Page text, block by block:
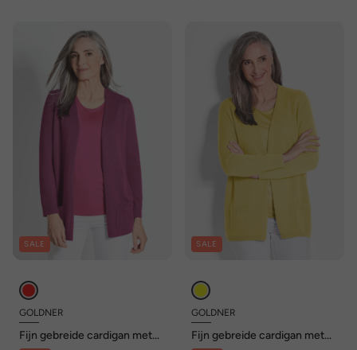
SALE
GOLDNER
Fijn gebreide cardigan met
lange mouwen
SALE
GOLDNER
Fijn gebreide cardigan met
lange mouwen